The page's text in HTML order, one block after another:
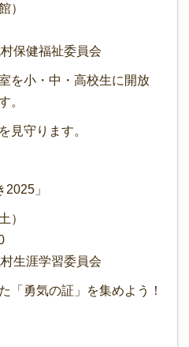
）
保健福祉委員会
を小・中・高校生に開放
。
見守ります。
」
）
生涯学習委員会
「勇気の証」を集めよう！